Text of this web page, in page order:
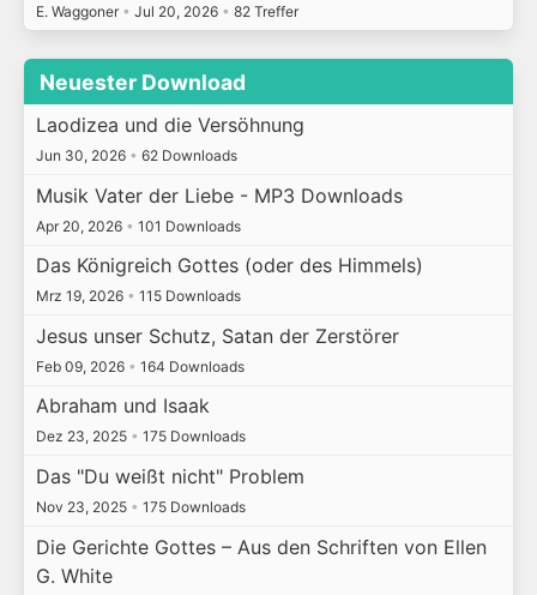
E. Waggoner • Jul 20, 2026 • 82 Treffer
Neuester Download
Laodizea und die Versöhnung
Jun 30, 2026 • 62 Downloads
Musik Vater der Liebe - MP3 Downloads
Apr 20, 2026 • 101 Downloads
Das Königreich Gottes (oder des Himmels)
Mrz 19, 2026 • 115 Downloads
Jesus unser Schutz, Satan der Zerstörer
Feb 09, 2026 • 164 Downloads
Abraham und Isaak
Dez 23, 2025 • 175 Downloads
Das "Du weißt nicht" Problem
Nov 23, 2025 • 175 Downloads
Die Gerichte Gottes – Aus den Schriften von Ellen
G. White